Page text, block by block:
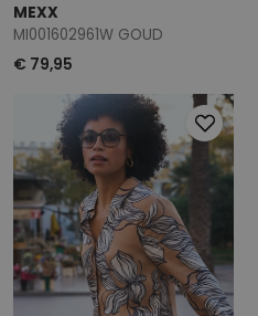
MEXX
MI001602961W GOUD
€ 79,95